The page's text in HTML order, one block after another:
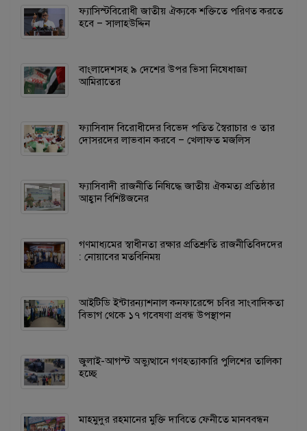
ফ্যাসিস্টবিরোধী জাতীয় ঐক্যকে শক্তিতে পরিণত করতে
হবে – সালাহউদ্দিন
বাংলাদেশসহ ৯ দেশের উপর ভিসা নিষেধাজ্ঞা
আমিরাতের
ফ্যাসিবাদ বিরোধীদের বিভেদ পতিত স্বৈরাচার ও তার
দোসরদের লাভবান করবে – খেলাফত মজলিস
ফ্যাসিবাদী রাজনীতি নিষিদ্ধে জাতীয় ঐকমত্য প্রতিষ্ঠার
আহ্বান বিশিষ্টজনের
গণমাধ্যমের স্বাধীনতা রক্ষার প্রতিশ্রুতি রাজনীতিবিদদের
: নোয়াবের মতবিনিময়
আইটিডি ইন্টারন্যাশনাল কনফারেন্সে চবির সাংবাদিকতা
বিভাগ থেকে ১৭ গবেষণা প্রবন্ধ উপস্থাপন
জুলাই-আগস্ট অভ্যুত্থানে গণহত্যাকারি পুলিশের তালিকা
হচ্ছে
মাহমুদুর রহমানের মুক্তি দাবিতে ফেনীতে মানববন্ধন